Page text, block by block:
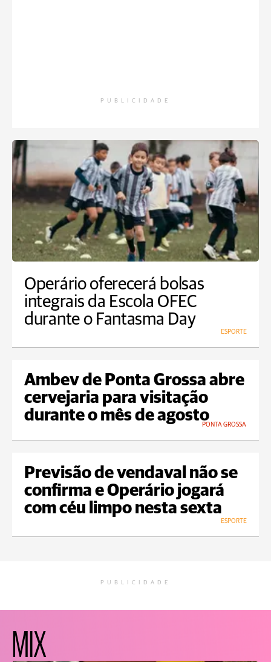
PUBLICIDADE
Operário oferecerá bolsas
integrais da Escola OFEC
durante o Fantasma Day
ESPORTE
Ambev de Ponta Grossa abre
cervejaria para visitação
durante o mês de agosto
PONTA GROSSA
Previsão de vendaval não se
confirma e Operário jogará
com céu limpo nesta sexta
ESPORTE
PUBLICIDADE
MIX